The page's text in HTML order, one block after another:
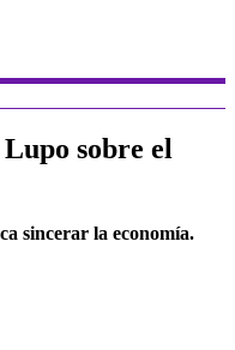
sobre el
sincerar la economía.